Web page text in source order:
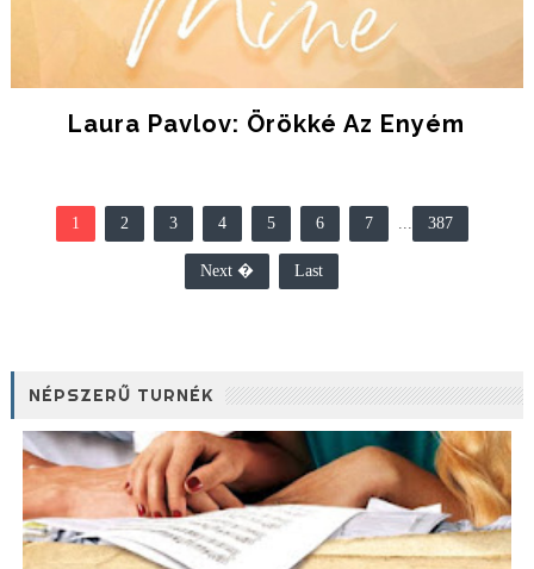
Laura Pavlov: Örökké Az Enyém
1 2 3 4 5 6 7 ... 387
Next � Last
NÉPSZERŰ TURNÉK